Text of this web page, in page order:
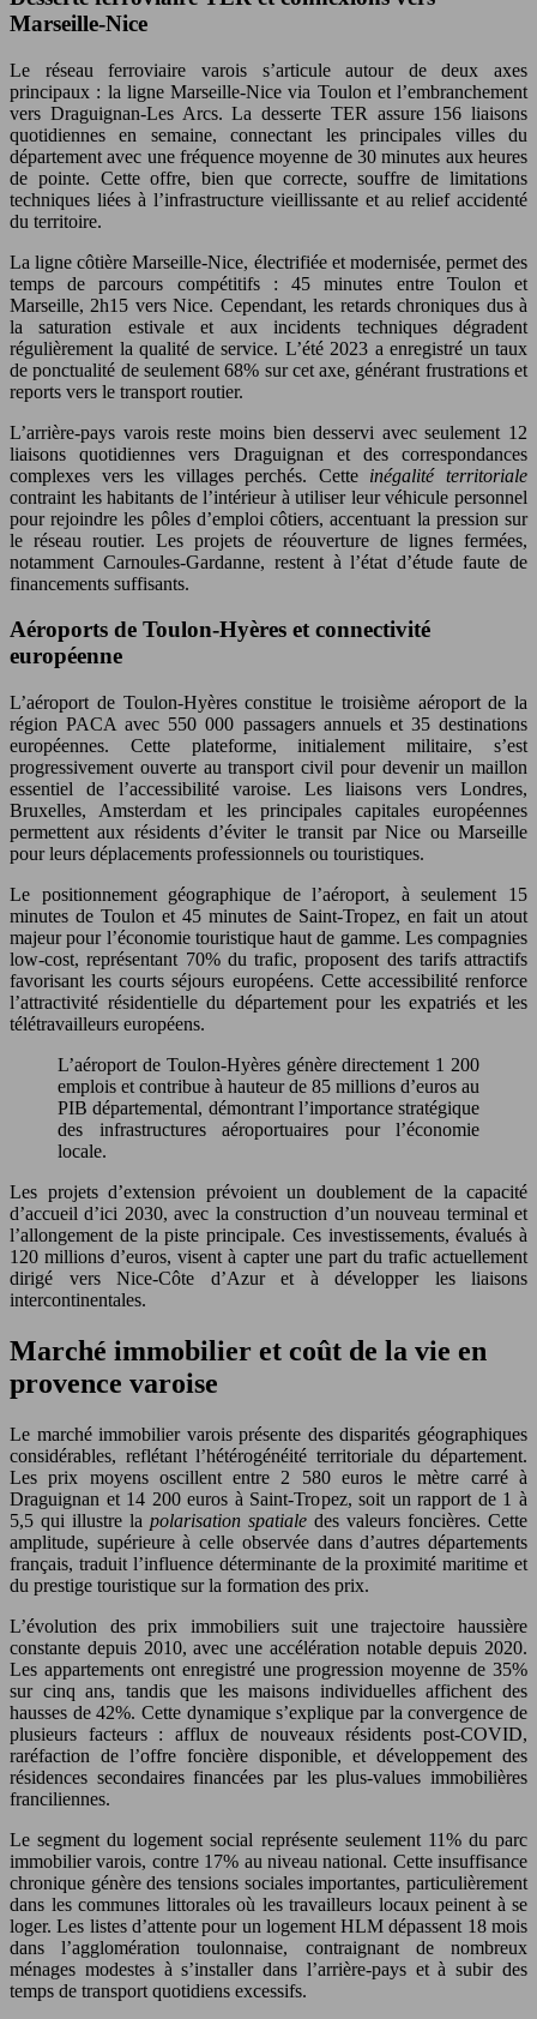
Marseille-Nice
Le réseau ferroviaire varois s’articule autour de deux axes
principaux : la ligne Marseille-Nice via Toulon et l’embranchement
vers Draguignan-Les Arcs. La desserte TER assure 156 liaisons
quotidiennes en semaine, connectant les principales villes du
département avec une fréquence moyenne de 30 minutes aux heures
de pointe. Cette offre, bien que correcte, souffre de limitations
techniques liées à l’infrastructure vieillissante et au relief accidenté
du territoire.
La ligne côtière Marseille-Nice, électrifiée et modernisée, permet des
temps de parcours compétitifs : 45 minutes entre Toulon et
Marseille, 2h15 vers Nice. Cependant, les retards chroniques dus à
la saturation estivale et aux incidents techniques dégradent
régulièrement la qualité de service. L’été 2023 a enregistré un taux
de ponctualité de seulement 68% sur cet axe, générant frustrations et
reports vers le transport routier.
L’arrière-pays varois reste moins bien desservi avec seulement 12
liaisons quotidiennes vers Draguignan et des correspondances
complexes vers les villages perchés. Cette inégalité territoriale
contraint les habitants de l’intérieur à utiliser leur véhicule personnel
pour rejoindre les pôles d’emploi côtiers, accentuant la pression sur
le réseau routier. Les projets de réouverture de lignes fermées,
notamment Carnoules-Gardanne, restent à l’état d’étude faute de
financements suffisants.
Aéroports de Toulon-Hyères et connectivité
européenne
L’aéroport de Toulon-Hyères constitue le troisième aéroport de la
région PACA avec 550 000 passagers annuels et 35 destinations
européennes. Cette plateforme, initialement militaire, s’est
progressivement ouverte au transport civil pour devenir un maillon
essentiel de l’accessibilité varoise. Les liaisons vers Londres,
Bruxelles, Amsterdam et les principales capitales européennes
permettent aux résidents d’éviter le transit par Nice ou Marseille
pour leurs déplacements professionnels ou touristiques.
Le positionnement géographique de l’aéroport, à seulement 15
minutes de Toulon et 45 minutes de Saint-Tropez, en fait un atout
majeur pour l’économie touristique haut de gamme. Les compagnies
low-cost, représentant 70% du trafic, proposent des tarifs attractifs
favorisant les courts séjours européens. Cette accessibilité renforce
l’attractivité résidentielle du département pour les expatriés et les
télétravailleurs européens.
L’aéroport de Toulon-Hyères génère directement 1 200
emplois et contribue à hauteur de 85 millions d’euros au
PIB départemental, démontrant l’importance stratégique
des infrastructures aéroportuaires pour l’économie
locale.
Les projets d’extension prévoient un doublement de la capacité
d’accueil d’ici 2030, avec la construction d’un nouveau terminal et
l’allongement de la piste principale. Ces investissements, évalués à
120 millions d’euros, visent à capter une part du trafic actuellement
dirigé vers Nice-Côte d’Azur et à développer les liaisons
intercontinentales.
Marché immobilier et coût de la vie en
provence varoise
Le marché immobilier varois présente des disparités géographiques
considérables, reflétant l’hétérogénéité territoriale du département.
Les prix moyens oscillent entre 2 580 euros le mètre carré à
Draguignan et 14 200 euros à Saint-Tropez, soit un rapport de 1 à
5,5 qui illustre la polarisation spatiale des valeurs foncières. Cette
amplitude, supérieure à celle observée dans d’autres départements
français, traduit l’influence déterminante de la proximité maritime et
du prestige touristique sur la formation des prix.
L’évolution des prix immobiliers suit une trajectoire haussière
constante depuis 2010, avec une accélération notable depuis 2020.
Les appartements ont enregistré une progression moyenne de 35%
sur cinq ans, tandis que les maisons individuelles affichent des
hausses de 42%. Cette dynamique s’explique par la convergence de
plusieurs facteurs : afflux de nouveaux résidents post-COVID,
raréfaction de l’offre foncière disponible, et développement des
résidences secondaires financées par les plus-values immobilières
franciliennes.
Le segment du logement social représente seulement 11% du parc
immobilier varois, contre 17% au niveau national. Cette insuffisance
chronique génère des tensions sociales importantes, particulièrement
dans les communes littorales où les travailleurs locaux peinent à se
loger. Les listes d’attente pour un logement HLM dépassent 18 mois
dans l’agglomération toulonnaise, contraignant de nombreux
ménages modestes à s’installer dans l’arrière-pays et à subir des
temps de transport quotidiens excessifs.